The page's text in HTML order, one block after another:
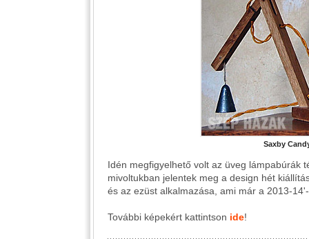
Saxby
Idén megfigyelhető volt az üveg lámpabúrák
mivoltukban jelentek meg a design hét
és az ezüst alkalmazása, ami már a 2013-
További képekért kattintson ide!